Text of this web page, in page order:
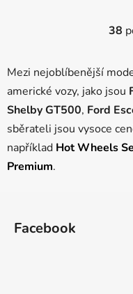
38
Mezi nejoblíbenější
americké vozy, jako jsou
Shelby GT500, Ford
sběrateli jsou vysoce
například Hot Wheels
Premium.
Facebook